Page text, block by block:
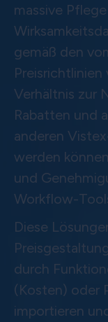
massive
gemäß den
Verhältnis zur
Rabatten und
anderen
werden
und
Workflow-
Diese
durch
(Kosten) oder
importieren